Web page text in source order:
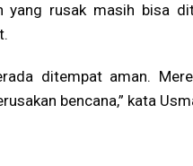
yang rusak masih bisa
ditempat aman.
bencana,” kata